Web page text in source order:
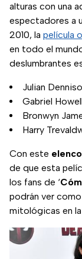
alturas con una
espectadores a
2010, la película
en todo el
deslumbrantes
Julian
Gabriel
Bronwyn
Harry
Con este elenco
de que esta
los fans de ‘
podrán ver
mitológicas en la